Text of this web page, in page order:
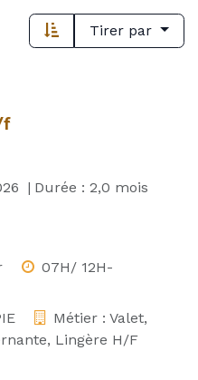
Tirer par
f
| Durée : 2,0 mois
07H/ 12H-
Métier : Valet,
Lingère H/F